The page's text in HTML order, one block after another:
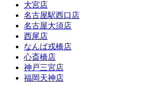
大宮店
名古屋駅西口店
名古屋大須店
西尾店
なんば戎橋店
心斎橋店
神戸三宮店
福岡天神店